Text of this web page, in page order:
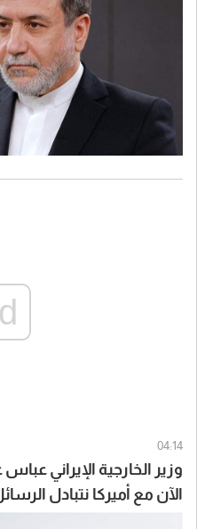
04:14
وزير الخارجية الإيراني
الآن مع أميركا نتبادل